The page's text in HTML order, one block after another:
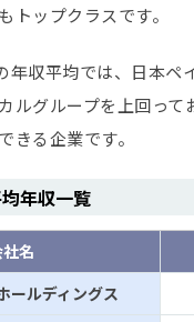
トップクラスです。
年収平均では、日本ペ
ルグループを上回って
きる企業です。
年収一覧
社名
ールディングス